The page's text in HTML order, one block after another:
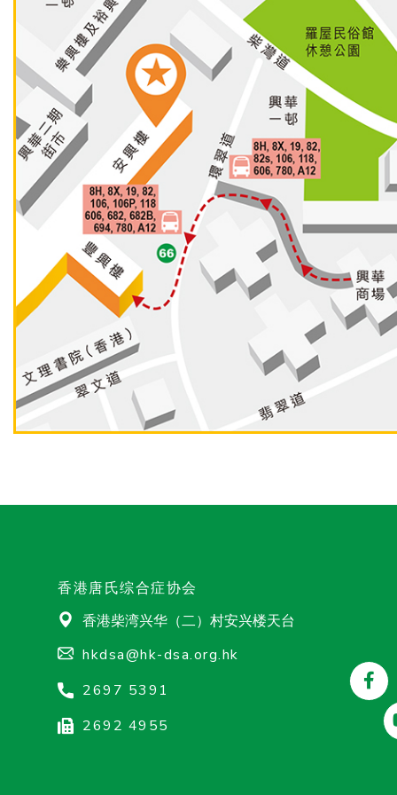
香港唐氏综合症协会
香港柴湾兴华（二）村安兴楼天台
hkdsa@hk-dsa.org.hk
2697 5391
2692 4955